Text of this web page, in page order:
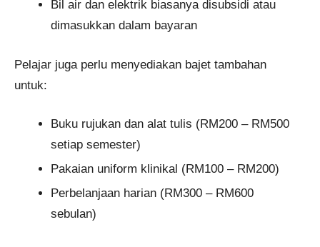
Bil air dan elektrik biasanya disubsidi atau
dimasukkan dalam bayaran
Pelajar juga perlu menyediakan bajet tambahan
untuk:
Buku rujukan dan alat tulis (RM200 – RM500
setiap semester)
Pakaian uniform klinikal (RM100 – RM200)
Perbelanjaan harian (RM300 – RM600
sebulan)